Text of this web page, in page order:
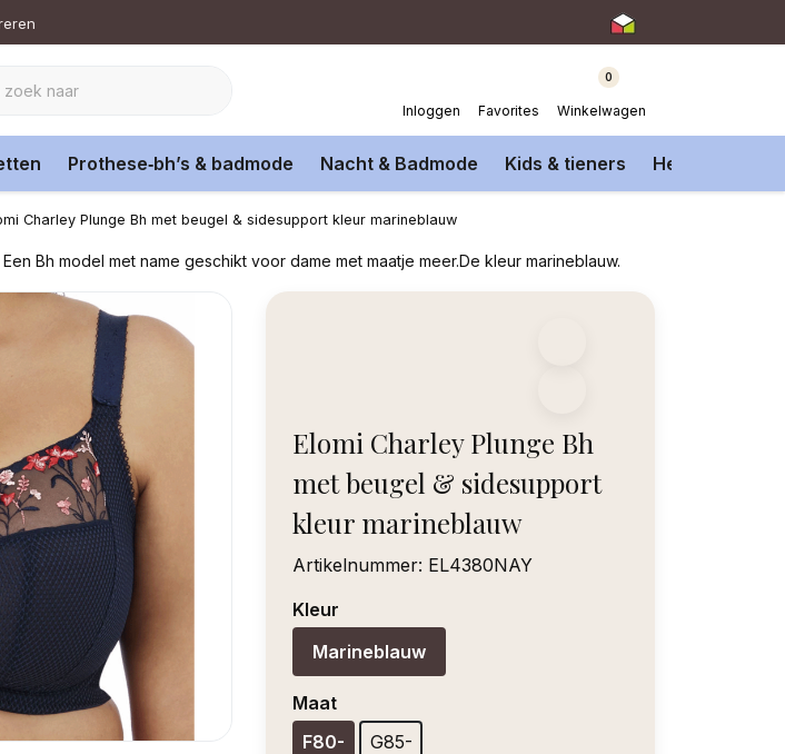
Inloggen Favorites
0
Winkelwagen
Prothese‑bh’s & badmode Nacht & Badmode Kids & tieners Heren
Charley Plunge Bh met beugel & sidesupport kleur marineblauw
Bh model met name geschikt voor dame met maatje meer.De kleur marineblauw.
Elomi Charley Plunge Bh
met beugel & sidesupport
kleur marineblauw
Artikelnummer: EL4380NAY
Kleur
Marineblauw
Maat
F80-
G85-